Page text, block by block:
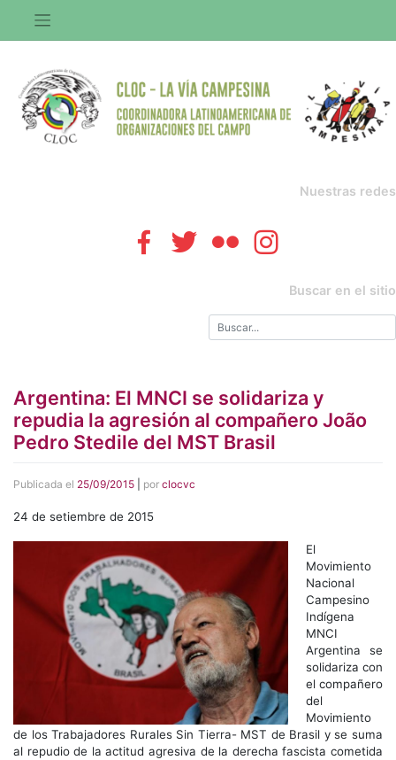
contenido
Nuestras redes
Buscar en el sitio
Argentina: El MNCI se solidariza y
repudia la agresión al compañero João
Pedro Stedile del MST Brasil
Publicada el 25/09/2015 por clocvc
24 de setiembre de 2015
El
Movimiento
Nacional
Campesino
Indígena
MNCI
Argentina se
solidariza con
el compañero
del
Movimiento
de los Trabajadores Rurales Sin Tierra- MST de Brasil y se suma
al repudio de la actitud agresiva de la derecha fascista cometida